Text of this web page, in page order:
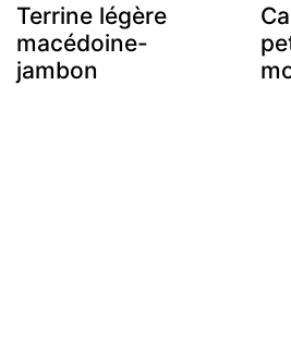
Terrine légère
macédoine-
jambon